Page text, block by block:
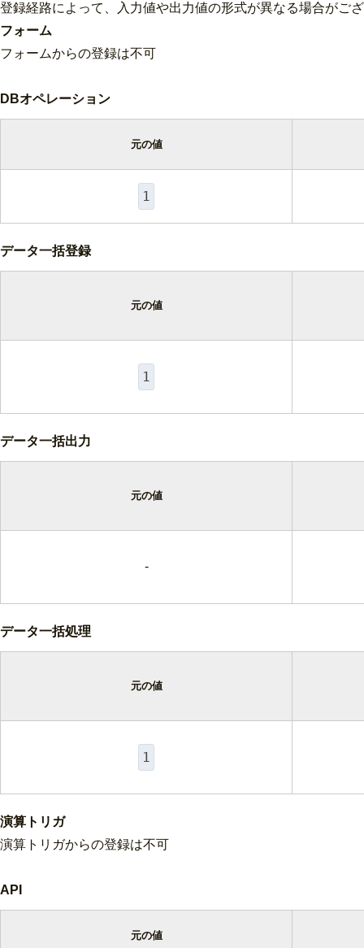
登録経路によって、入力値や出力値の形式が異なる場合がご
フォーム
フォームからの登録は不可
DBオペレーション
元の値
1
データ一括登録
元の値
1
データ一括出力
元の値
-
データ一括処理
元の値
1
演算トリガ
演算トリガからの登録は不可
API
元の値